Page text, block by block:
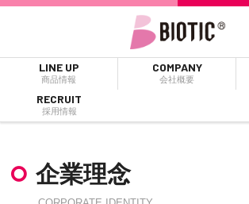
LINE UP
商品情報
COMPANY
会社概要
RECRUIT
採用情報
企業理念